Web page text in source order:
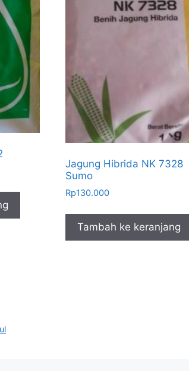
Jagung Hibrida NK 7328
Sumo
Rp130.000
Tambah ke keranjang